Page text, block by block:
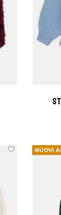
NUOVI